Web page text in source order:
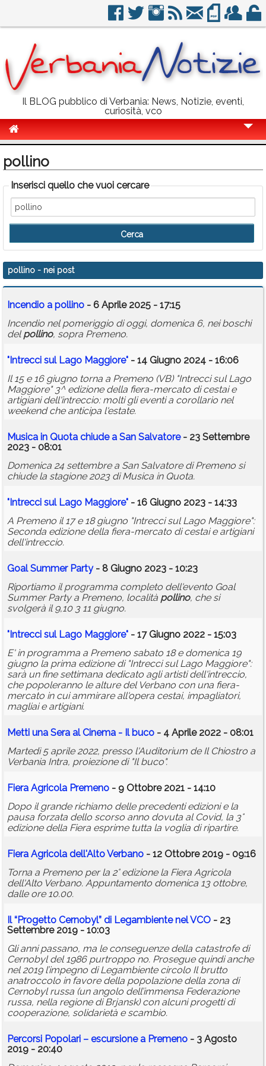
Il BLOG pubblico di Verbania: News, Notizie, eventi,
curiosità, vco
Politica
Sport
Eventi
Info Utili
Rubriche
Calendario
Annunci
pollino
Inserisci quello che vuoi cercare
pollino - nei post
Incendio a pollino - 6 Aprile 2025 - 17:15
Incendio nel pomeriggio di oggi, domenica 6, nei boschi
delpollino, sopra Premeno.
"Intrecci sul Lago Maggiore" - 14 Giugno 2024 - 16:06
Il 15 e 16 giugno torna a Premeno (VB) "Intrecci sul Lago
Maggiore" 3^ edizione della fiera-mercato di cestai e
artigiani dell'intreccio: molti gli eventi a corollario nel
weekend che anticipa l'estate.
Musica in Quota chiude a San Salvatore- 23 Settembre
2023 - 08:01
Domenica 24 settembre a San Salvatore di Premeno si
chiude la stagione 2023 di Musica in Quota.
"Intrecci sul Lago Maggiore" - 16 Giugno 2023 - 14:33
A Premeno il 17 e 18 giugno "Intrecci sul Lago Maggiore":
Seconda edizione della fiera-mercato di cestai e artigiani
dell'intreccio.
Goal Summer Party- 8 Giugno 2023 - 10:23
Riportiamo il programma completo dell'evento Goal
Summer Party a Premeno, località pollino, che si
svolgerà il 9,10 3 11 giugno.
"Intrecci sul Lago Maggiore" - 17 Giugno 2022 - 15:03
E' in programma a Premeno sabato 18 e domenica 19
giugno la prima edizione di "Intrecci sul Lago Maggiore":
sarà un fine settimana dedicato agli artisti dell'intreccio,
che popoleranno le alture del Verbano con una fiera-
mercato in cui ammirare all'opera cestai, impagliatori,
magliai e artigiani.
Metti una Sera al Cinema - Il buco - 4 Aprile 2022 - 08:01
Martedì 5 aprile 2022, presso l'Auditorium de Il Chiostro a
Verbania Intra, proiezione di "Il buco".
Fiera Agricola Premeno - 9 Ottobre 2021 - 14:10
Dopo il grande richiamo delle precedenti edizioni e la
pausa forzata dello scorso anno dovuta al Covid, la 3°
edizione della Fiera esprime tutta la voglia di ripartire.
Fiera Agricola dell'Alto Verbano - 12 Ottobre 2019 - 09:16
Torna a Premeno per la 2° edizione la Fiera Agricola
dell'Alto Verbano. Appuntamento domenica 13 ottobre,
dalle ore 10.00.
Il “Progetto Cernobyl” di Legambiente nel VCO - 23
Settembre 2019 - 10:03
Gli anni passano, ma le conseguenze della catastrofe di
Cernobyl del 1986 purtroppo no. Prosegue quindi anche
nel 2019 l’impegno di Legambiente circolo Il brutto
anatroccolo in favore della popolazione della zona di
Cernobyl russa (un angolo dell’immensa Federazione
russa, nella regione di Brjansk) con alcuni progetti di
cooperazione, solidarietà e scambio.
Percorsi Popolari – escursione a Premeno - 3 Agosto
2019 - 20:40